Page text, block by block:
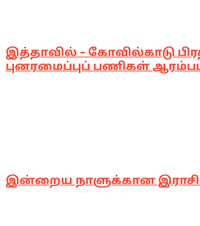
இத்தாவில் – கோவில்காடு
புனரமைப்புப் பணிகள்
இன்றைய நாளுக்கான